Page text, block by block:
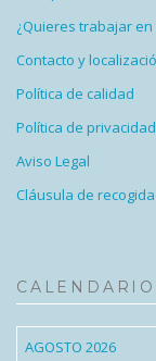
¿Quieres trabajar en
Contacto y
Política de calidad
Política de
Aviso Legal
Cláusula de
CALENDARIO
AGOSTO 2026